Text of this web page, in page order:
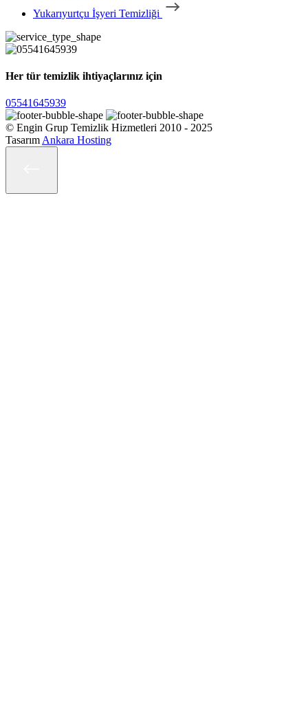
Yukarıyurtçu İşyeri Temizliği
Her tür temizlik ihtiyaçlarınız için
05541645939
© Engin Grup Temizlik Hizmetleri 2010 - 2025
Tasarım Ankara Hosting